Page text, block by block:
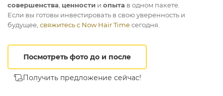
совершенства ценности и опыта в одном пакете.
Если вы готовы инвестировать в свою уверенность и
будущее, свяжитесь с Now Hair Timeсегодня.
Посмотреть фото до и после
Получить предложение сейчас!